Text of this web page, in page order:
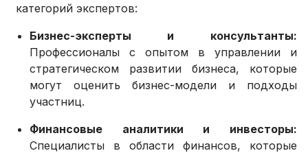
категорий экспертов:
Бизнес-эксперты и консультанты:
Профессионалы с опытом в управлении и
стратегическом развитии бизнеса, которые
могут оценить бизнес-модели и подходы
участниц.
Финансовые аналитики и инвесторы:
Специалисты в области финансов, которые